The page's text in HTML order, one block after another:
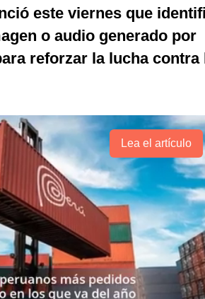
este viernes que
o audio generado por
reforzar la lucha contra
Lea el artículo